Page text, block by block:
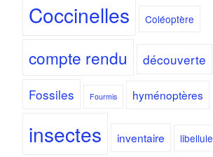
Coccinelles Coléoptère
compte rendu découverte
Fossiles Fourmis hyménoptères
insectes inventaire libellule